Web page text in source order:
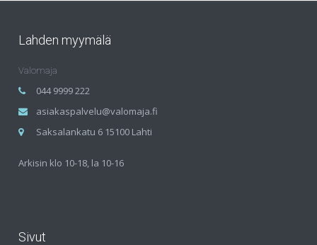
Lahden myymälä
Valomaja
044 9999 222
asiakaspalvelu@valomaja.fi
Saksalankatu 6 15100 Lahti
Arkisin klo 10-18, la 10-16
Sivut